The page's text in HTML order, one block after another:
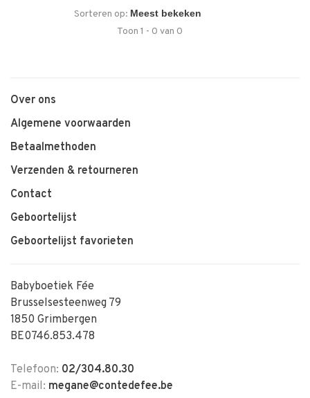
Sorteren op:
Toon 1 - 0 van 0
Over ons
Algemene voorwaarden
Betaalmethoden
Verzenden & retourneren
Contact
Geboortelijst
Geboortelijst favorieten
Babyboetiek Fée
Brusselsesteenweg 79
1850 Grimbergen
BE0746.853.478
Telefoon: 02/304.80.30
E-mail: megane@contedefee.be